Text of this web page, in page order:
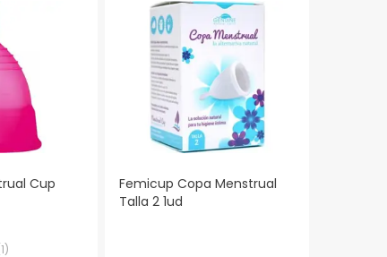
Cup
1)
Femicup Copa Menstrual
Talla 2 1ud